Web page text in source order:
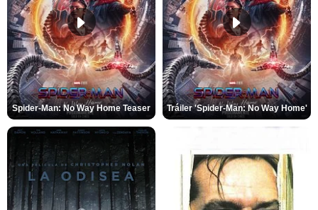
Spider-Man: No Way Home Teaser Tráiler 'Spider-Man: No Way Home'